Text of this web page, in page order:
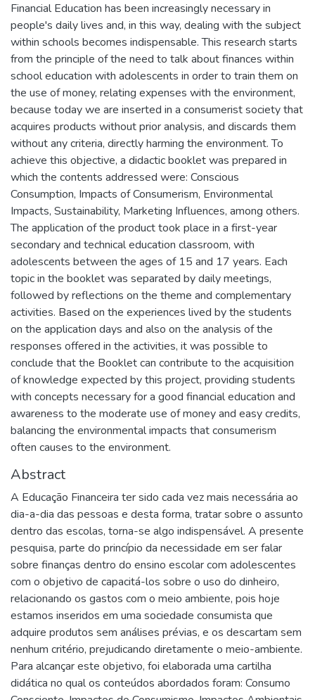
Financial Education has been increasingly necessary in
people's daily lives and, in this way, dealing with the subject
within schools becomes indispensable. This research starts
from the principle of the need to talk about finances within
school education with adolescents in order to train them on
the use of money, relating expenses with the environment,
because today we are inserted in a consumerist society that
acquires products without prior analysis, and discards them
without any criteria, directly harming the environment. To
achieve this objective, a didactic booklet was prepared in
which the contents addressed were: Conscious
Consumption, Impacts of Consumerism, Environmental
Impacts, Sustainability, Marketing Influences, among others.
The application of the product took place in a first-year
secondary and technical education classroom, with
adolescents between the ages of 15 and 17 years. Each
topic in the booklet was separated by daily meetings,
followed by reflections on the theme and complementary
activities. Based on the experiences lived by the students
on the application days and also on the analysis of the
responses offered in the activities, it was possible to
conclude that the Booklet can contribute to the acquisition
of knowledge expected by this project, providing students
with concepts necessary for a good financial education and
awareness to the moderate use of money and easy credits,
balancing the environmental impacts that consumerism
often causes to the environment.
Abstract
A Educação Financeira ter sido cada vez mais necessária ao
dia-a-dia das pessoas e desta forma, tratar sobre o assunto
dentro das escolas, torna-se algo indispensável. A presente
pesquisa, parte do princípio da necessidade em ser falar
sobre finanças dentro do ensino escolar com adolescentes
com o objetivo de capacitá-los sobre o uso do dinheiro,
relacionando os gastos com o meio ambiente, pois hoje
estamos inseridos em uma sociedade consumista que
adquire produtos sem análises prévias, e os descartam sem
nenhum critério, prejudicando diretamente o meio-ambiente.
Para alcançar este objetivo, foi elaborada uma cartilha
didática no qual os conteúdos abordados foram: Consumo